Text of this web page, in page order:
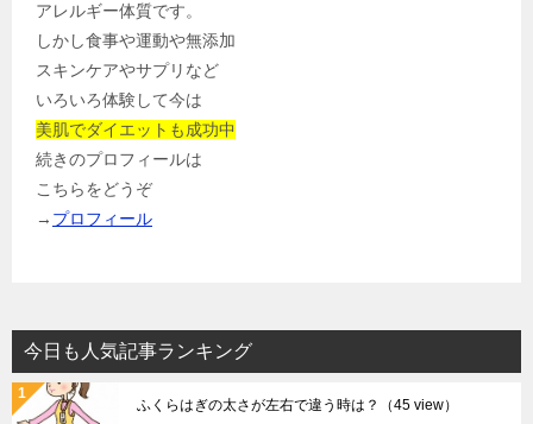
アレルギー体質です。
しかし食事や運動や無添加
スキンケアやサプリなど
いろいろ体験して今は
美肌でダイエットも成功中
続きのプロフィールは
こちらをどうぞ
→ プロフィール
今日も人気記事ランキング
ふくらはぎの太さが左右で違う時は？ （45 view）